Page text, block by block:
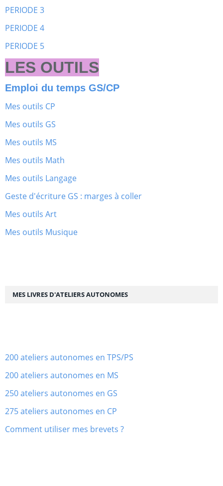
PERIODE 3
PERIODE 4
PERIODE 5
LES OUTILS
Emploi du temps GS/CP
Mes outils CP
Mes outils GS
Mes outils MS
Mes outils Math
Mes outils Langage
Geste d'écriture GS : marges à coller
Mes outils Art
Mes outils Musique
MES LIVRES D'ATELIERS AUTONOMES
200 ateliers autonomes en TPS/PS
200 ateliers autonomes en MS
250 ateliers autonomes en GS
275 ateliers autonomes en CP
Comment utiliser mes brevets ?